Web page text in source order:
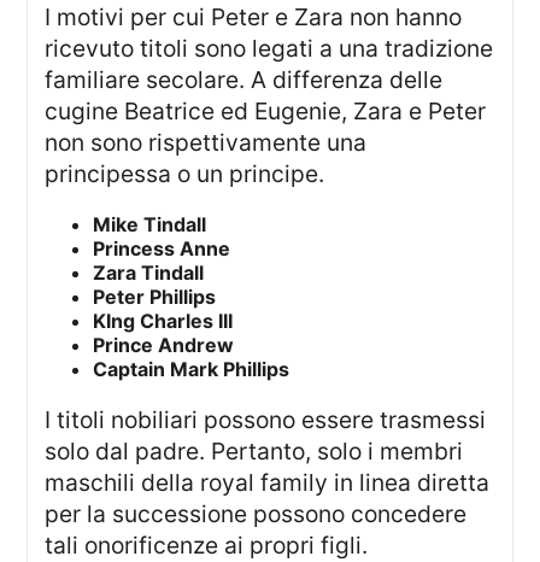
I motivi per cui Peter e Zara non hanno
ricevuto titoli sono legati a una tradizione
familiare secolare. A differenza delle
cugine Beatrice ed Eugenie, Zara e Peter
non sono rispettivamente una
principessa o un principe.
Mike Tindall
Princess Anne
Zara Tindall
Peter Phillips
KIng Charles III
Prince Andrew
Captain Mark Phillips
I titoli nobiliari possono essere trasmessi
solo dal padre. Pertanto, solo i membri
maschili della royal family in linea diretta
per la successione possono concedere
tali onorificenze ai propri figli.